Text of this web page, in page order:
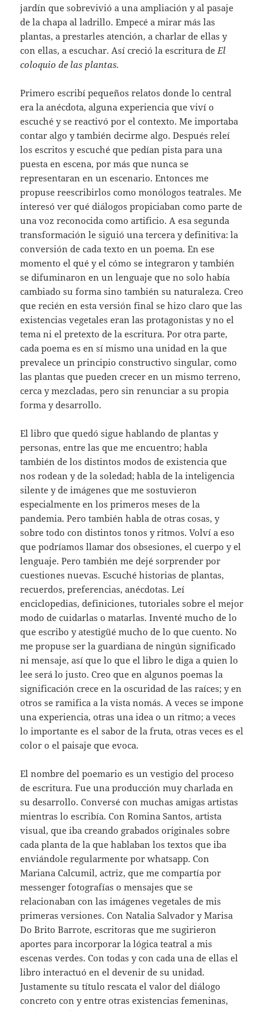
jardín que sobrevivió a una ampliación y al pasaje
de la chapa al ladrillo. Empecé a mirar más las
plantas, a prestarles atención, a charlar de ellas y
con ellas, a escuchar. Así creció la escritura deEl
coloquio de las plantas.
Primero escribí pequeños relatos donde lo central
era la anécdota, alguna experiencia que viví o
escuché y se reactivó por el contexto. Me importaba
contar algo y también decirme algo. Después releí
los escritos y escuché que pedían pista para una
puesta en escena, por más que nunca se
representaran en un escenario. Entonces me
propuse reescribirlos como monólogos teatrales. Me
interesó ver qué diálogos propiciaban como parte de
una voz reconocida como artificio. A esa segunda
transformación le siguió una tercera y definitiva: la
conversión de cada texto en un poema. En ese
momento el qué y el cómo se integraron y también
se difuminaron en un lenguaje que no solo había
cambiado su forma sino también su naturaleza. Creo
que recién en esta versión final se hizo claro que las
existencias vegetales eran las protagonistas y no el
tema ni el pretexto de la escritura. Por otra parte,
cada poema es en sí mismo una unidad en la que
prevalece un principio constructivo singular, como
las plantas que pueden crecer en un mismo terreno,
cerca y mezcladas, pero sin renunciar a su propia
forma y desarrollo.
El libro que quedó sigue hablando de plantas y
personas, entre las que me encuentro; habla
también de los distintos modos de existencia que
nos rodean y de la soledad; habla de la inteligencia
silente y de imágenes que me sostuvieron
especialmente en los primeros meses de la
pandemia. Pero también habla de otras cosas, y
sobre todo con distintos tonos y ritmos. Volví a eso
que podríamos llamar dos obsesiones, el cuerpo y el
lenguaje. Pero también me dejé sorprender por
cuestiones nuevas. Escuché historias de plantas,
recuerdos, preferencias, anécdotas. Leí
enciclopedias, definiciones, tutoriales sobre el mejor
modo de cuidarlas o matarlas. Inventé mucho de lo
que escribo y atestigüé mucho de lo que cuento. No
me propuse ser la guardiana de ningún significado
ni mensaje, así que lo que el libro le diga a quien lo
lee será lo justo. Creo que en algunos poemas la
significación crece en la oscuridad de las raíces; y en
otros se ramifica a la vista nomás. A veces se impone
una experiencia, otras una idea o un ritmo; a veces
lo importante es el sabor de la fruta, otras veces es el
color o el paisaje que evoca.
El nombre del poemario es un vestigio del proceso
de escritura. Fue una producción muy charlada en
su desarrollo. Conversé con muchas amigas artistas
mientras lo escribía. Con Romina Santos, artista
visual, que iba creando grabados originales sobre
cada planta de la que hablaban los textos que iba
enviándole regularmente por whatsapp. Con
Mariana Calcumil, actriz, que me compartía por
messenger fotografías o mensajes que se
relacionaban con las imágenes vegetales de mis
primeras versiones. Con Natalia Salvador y Marisa
Do Brito Barrote, escritoras que me sugirieron
aportes para incorporar la lógica teatral a mis
escenas verdes. Con todas y con cada una de ellas el
libro interactuó en el devenir de su unidad.
Justamente su título rescata el valor del diálogo
concreto con y entre otras existencias femeninas,